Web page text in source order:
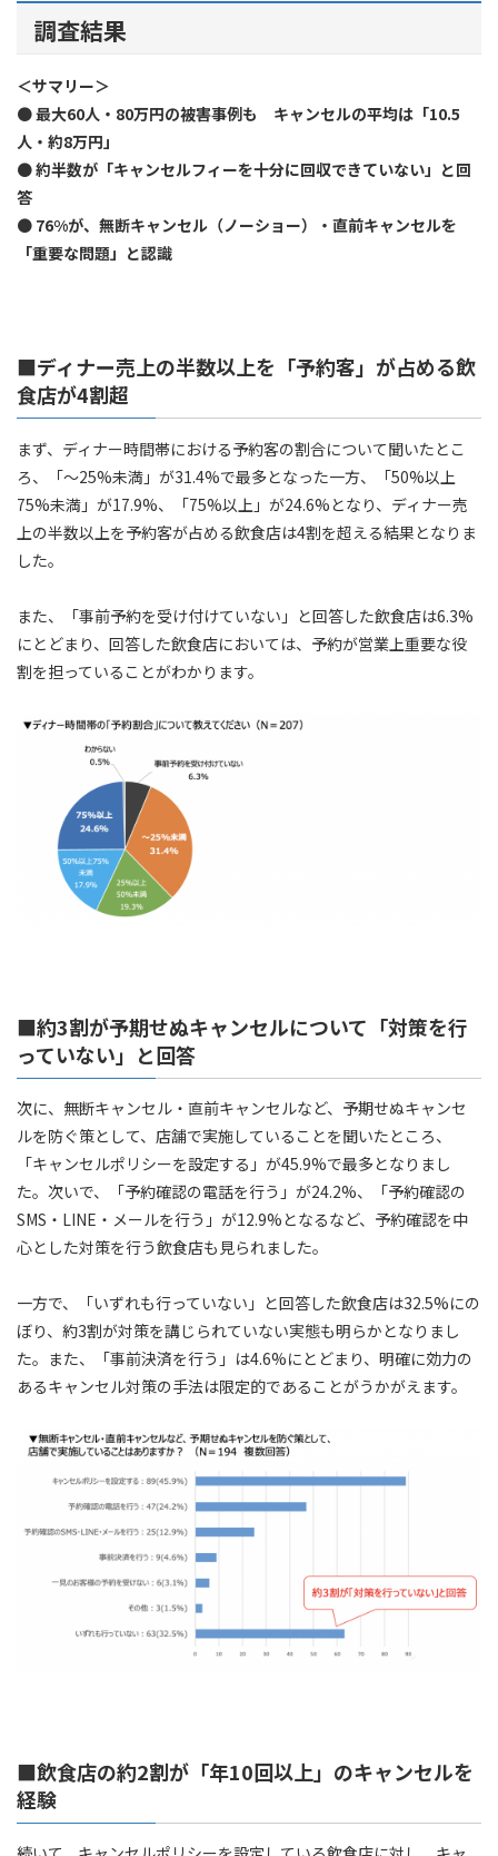
調査結果
＜サマリー＞
●最大60人・80万円の被害事例も キャンセルの平均は「10.5
人・約8万円」
●約半数が「キャンセルフィーを十分に回収できていない」と回
答
● 76%が、無断キャンセル（ノーショー）・直前キャンセルを
「重要な問題」と認識
■ディナー売上の半数以上を「予約客」が占める飲
食店が4割超
まず、ディナー時間帯における予約客の割合について聞いたとこ
ろ、「〜25%未満」が31.4%で最多となった一方、「50%以上
75%未満」が17.9%、「75%以上」が24.6%となり、ディナー売
上の半数以上を予約客が占める飲食店は4割を超える結果となりま
した。
また、「事前予約を受け付けていない」と回答した飲食店は6.3%
にとどまり、回答した飲食店においては、予約が営業上重要な役
割を担っていることがわかります。
■約3割が予期せぬキャンセルについて「対策を行
っていない」と回答
次に、無断キャンセル・直前キャンセルなど、予期せぬキャンセ
ルを防ぐ策として、店舗で実施していることを聞いたところ、
「キャンセルポリシーを設定する」が45.9%で最多となりまし
た。次いで、「予約確認の電話を行う」が24.2%、「予約確認の
SMS・LINE・メールを行う」が12.9%となるなど、予約確認を中
心とした対策を行う飲食店も見られました。
一方で、「いずれも行っていない」と回答した飲食店は32.5%にの
ぼり、約3割が対策を講じられていない実態も明らかとなりまし
た。また、「事前決済を行う」は4.6%にとどまり、明確に効力の
あるキャンセル対策の手法は限定的であることがうかがえます。
■飲食店の約2割が「年10回以上」のキャンセルを
経験